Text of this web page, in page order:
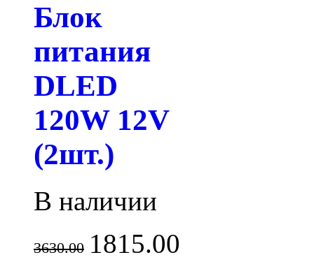
Блок
питания
DLED
120W 12V
(2шт.)
В наличии
3630.00 1815.00